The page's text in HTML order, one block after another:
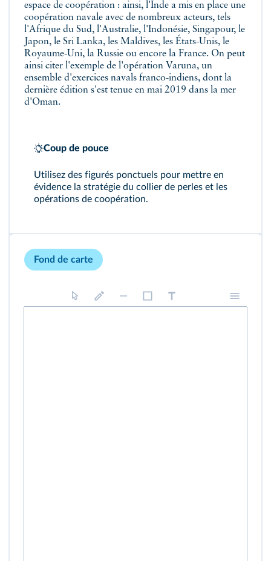
espace de coopération : ainsi, l'Inde a mis en place une
coopération navale avec de nombreux acteurs, tels
l'Afrique du Sud, l'Australie, l'Indonésie, Singapour, le
Japon, le Sri Lanka, les Maldives, les États-Unis, le
Royaume-Uni, la Russie ou encore la France. On peut
ainsi citer l'exemple de l'opération Varuna, un
ensemble d'exercices navals franco-indiens, dont la
dernière édition s'est tenue en mai 2019 dans la mer
d'Oman.
Coup de pouce
Utilisez des figurés ponctuels pour mettre en
évidence la stratégie du collier de perles et les
opérations de coopération.
Fond de carte